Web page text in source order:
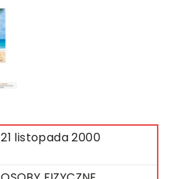
21 listopada 2000